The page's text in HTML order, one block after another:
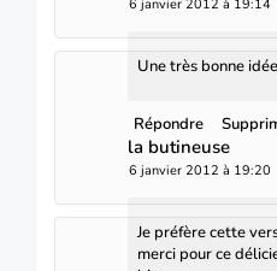
6 janvier 2012 à 19:14
Une très bonne
Répondre
la butineuse
6 janvier 2012 à 19:20
Je préfère cette
merci pour ce